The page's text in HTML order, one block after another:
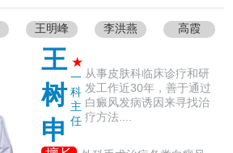
王明峰 李洪燕 高霞
王
树
申
★
一
科
主
任
从事皮肤科临床诊疗和研
发工作近30年，善于通过
白癜风发病诱因来寻找治
疗方法....